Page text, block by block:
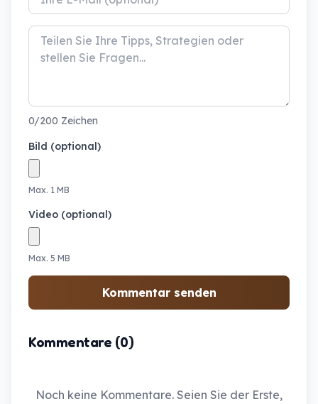
0/200 Zeichen
Bild (optional)
Max. 1 MB
Video (optional)
Max. 5 MB
Kommentar senden
Kommentare (0)
Noch keine Kommentare. Seien Sie der Erste,